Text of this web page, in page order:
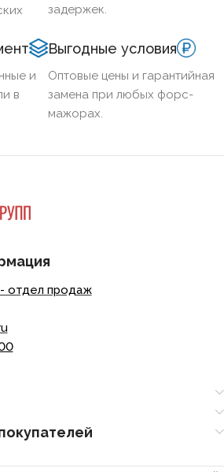
задержек.
и
в
Выгодные условия
Оптовые цены и гарантийная
замена при любых форс-
мажорах.
- отдел продаж